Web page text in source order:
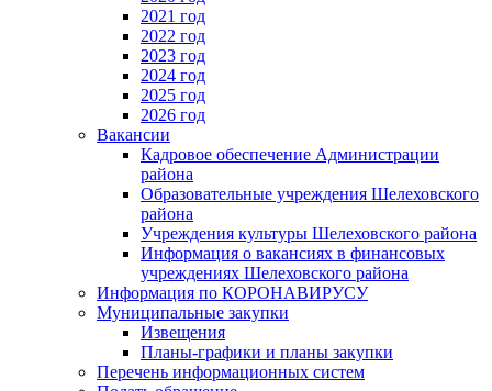
2021 год
2022 год
2023 год
2024 год
2025 год
2026 год
Вакансии
Кадровое обеспечение Администрации
района
Образовательные учреждения Шелеховского
района
Учреждения культуры Шелеховского района
Информация о вакансиях в финансовых
учреждениях Шелеховского района
Информация по КОРОНАВИРУСУ
Муниципальные закупки
Извещения
Планы-графики и планы закупки
Перечень информационных систем